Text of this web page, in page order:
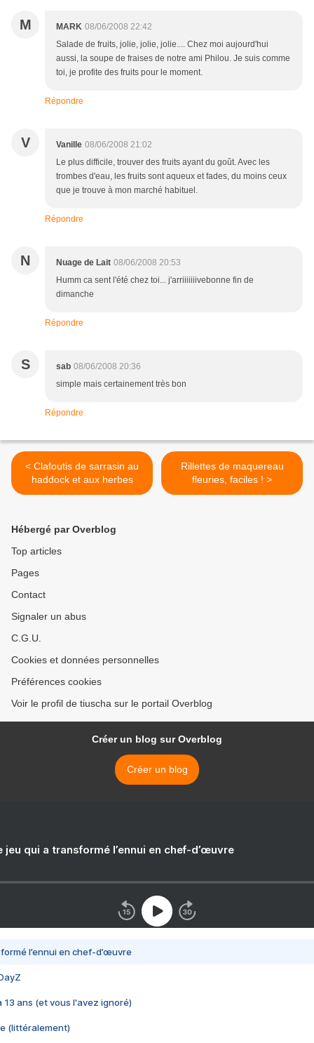
M MARK 08/06/2008 22:42
Salade de fruits, jolie, jolie, jolie.... Chez moi aujourd'hui
aussi, la soupe de fraises de notre ami Philou. Je suis comme
toi, je profite des fruits pour le moment.
Répondre
V Vanille 08/06/2008 21:02
Le plus difficile, trouver des fruits ayant du goût. Avec les
trombes d'eau, les fruits sont aqueux et fades, du moins ceux
que je trouve à mon marché habituel.
Répondre
N Nuage de Lait 08/06/2008 20:53
Humm ca sent l'été chez toi... j'arriiiiiiivebonne fin de
dimanche
Répondre
S sab 08/06/2008 20:36
simple mais certainement très bon
Répondre
< Clafoutis de sarrasin au
haddock et aux herbes
Rillettes de maquereau
fleuries, faciles ! >
Hébergé par Overblog
Top articles
Pages
Contact
Signaler un abus
C.G.U.
Cookies et données personnelles
Préférences cookies
Voir le profil de tiuscha sur le portail Overblog
Créer un blog sur Overblog
Créer un blog
jeu qui a transformé l’ennui en chef-d’œuvre
l’ennui en chef-d’œuvre
13 ans (et vous l'avez ignoré)
(littéralement)